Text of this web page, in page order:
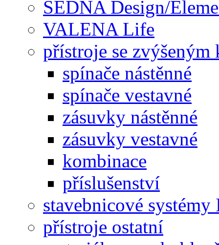
SEDNA Design/
VALENA Life
přístroje se
spínače nástěnné
spínače vestavné
zásuvky nástěnné
zásuvky vestavné
kombinace
příslušenství
stavebnicové systémy
přístroje ostatní